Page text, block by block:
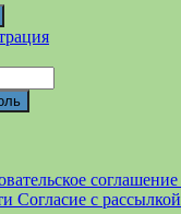
соглашение
Согласие с рассылкой